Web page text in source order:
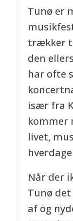
Tunø er
trækker
den
har ofte
især fra
kommer
livet,
Når der
Tunø
af og